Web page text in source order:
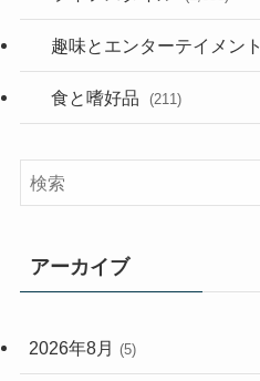
(181)
(394)
(282)
(33)
(248)
趣味とエンターテイメント
(56)
食と嗜好品 (211)
アーカイブ
2026年8月 (5)